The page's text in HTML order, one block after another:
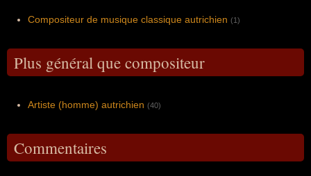
Compositeur de musique classique autrichien (1)
Plus général que compositeur
Artiste (homme) autrichien (40)
Commentaires